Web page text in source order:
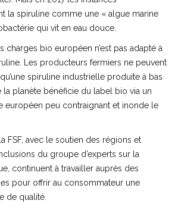
la spiruline comme une « algue marine
qui vit en eau douce.
charges bio européen n’est pas adapté à
Les producteurs fermiers ne peuvent
spiruline industrielle produite à bas
la planète bénéficie du label bio via un
européen peu contraignant et inonde le
FSF, avec le soutien des régions et
du groupe d’experts sur la
continuent à travailler auprès des
pour offrir au consommateur une
de qualité.